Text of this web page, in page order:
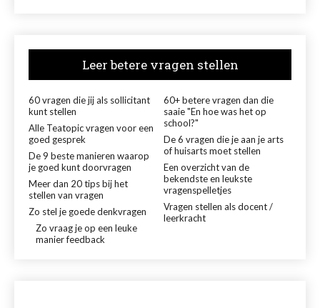
Leer betere vragen stellen
60 vragen die jij als sollicitant
kunt stellen
60+ betere vragen dan die
saaie "En hoe was het op
school?"
Alle Teatopic vragen voor een
goed gesprek
De 6 vragen die je aan je arts
of huisarts moet stellen
De 9 beste manieren waarop
je goed kunt doorvragen
Een overzicht van de
bekendste en leukste
vragenspelletjes
Meer dan 20 tips bij het
stellen van vragen
Vragen stellen als docent /
leerkracht
Zo stel je goede denkvragen
Zo vraag je op een leuke
manier feedback